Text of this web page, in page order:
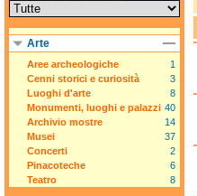
Arte
Aree archeologiche
1
Cenni storici e curiosità
3
Luoghi d'arte
8
Monumenti, luoghi e palazzi 40
Archivio mostre
14
Musei
37
Concerti
2
Pinacoteche
6
Teatro
8